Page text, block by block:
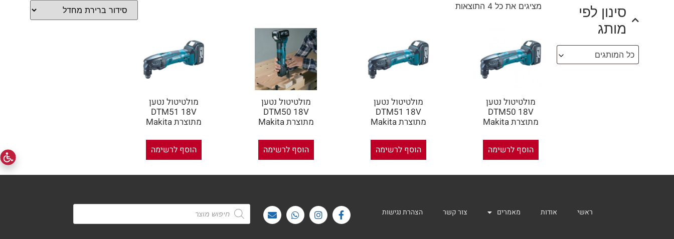
סינון לפי
מותג
כל המותגים
מציגים את כל ⁦4⁩ התוצאות
מולטיטול נטען
DTM50 18V
מתוצרת Makita
הוסף לרשימה
מולטיטול נטען
DTM51 18V
מתוצרת Makita
הוסף לרשימה
מולטיטול נטען
DTM50 18V
מתוצרת Makita
הוסף לרשימה
מולטיטול נטען
DTM51 18V
מתוצרת Makita
הוסף לרשימה
ראשי אודות מאמרים צור קשר הצהרת נגישות